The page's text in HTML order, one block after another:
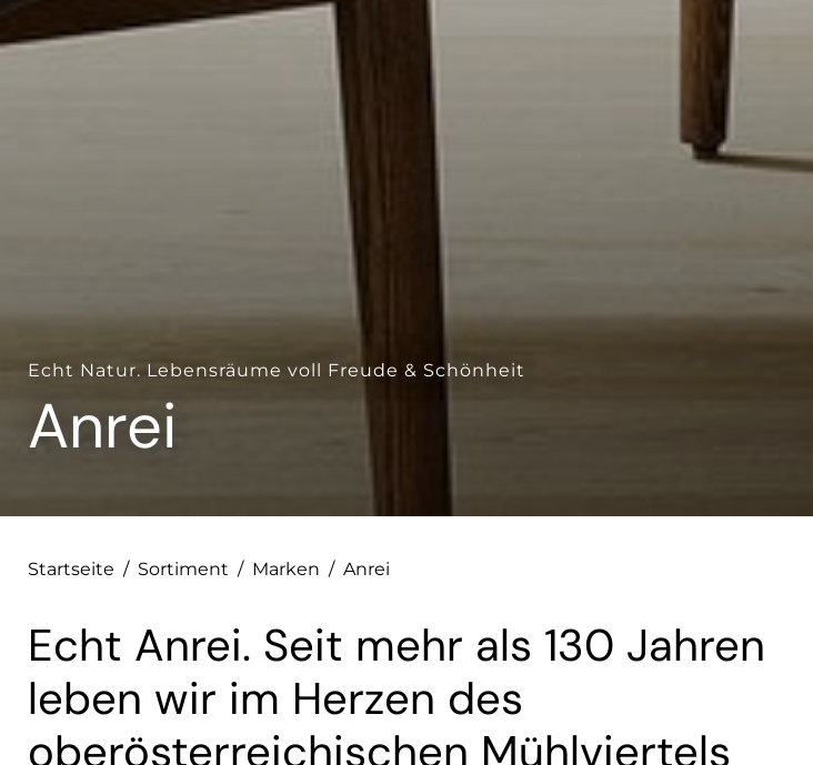
Echt Natur. Lebensräume voll Freude & Schönheit
Anrei
Startseite / Sortiment / Marken / Anrei
Echt Anrei. Seit mehr als 130 Jahren
leben wir im Herzen des
oberösterreichischen Mühlviertels